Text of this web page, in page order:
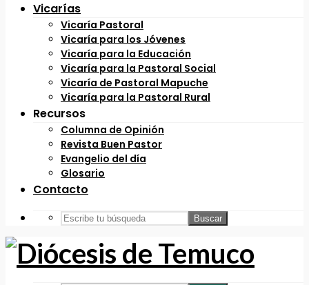
Vicarías
Vicaría Pastoral
Vicaría para los Jóvenes
Vicaría para la Educación
Vicaría para la Pastoral Social
Vicaría de Pastoral Mapuche
Vicaría para la Pastoral Rural
Recursos
Columna de Opinión
Revista Buen Pastor
Evangelio del día
Glosario
Contacto
Buscar